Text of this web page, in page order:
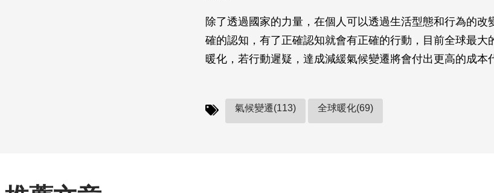
除了透過國家的力量，在個人可以透過生活型態和行為的改
確的認知，有了正確認知就會有正確的行動，目前全球最大
暖化，若行動遲疑，達成減緩氣候變遷將會付出更高的成本
氣候變遷(113) 全球暖化(69)